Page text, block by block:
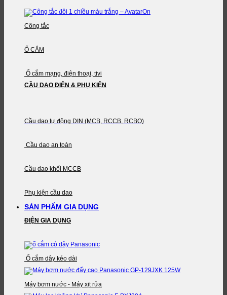
Công tắc
Ổ CẮM
Ổ cắm mạng, điện thoại, tivi
CẦU DAO ĐIỆN & PHỤ KIỆN
Cầu dao tự động DIN (MCB, RCCB, RCBO)
Cầu dao an toàn
Cầu dao khối MCCB
Phụ kiện cầu dao
SẢN PHẨM GIA DỤNG
ĐIỆN GIA DỤNG
Ổ cắm dây kéo dài
Máy bơm nước - Máy xịt rửa